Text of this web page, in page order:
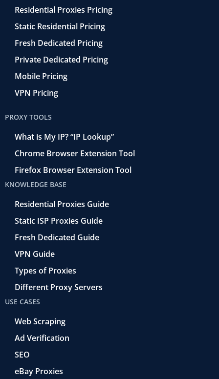
Residential Proxies Pricing
Static Residential Pricing
Fresh Dedicated Pricing
Private Dedicated Pricing
Mobile Pricing
VPN Pricing
PROXY TOOLS
What is My IP? “IP Lookup”
Chrome Browser Extension Tool
Firefox Browser Extension Tool
KNOWLEDGE BASE
Residential Proxies Guide
Static ISP Proxies Guide
Fresh Dedicated Guide
VPN Guide
Types of Proxies
Different Proxy Servers
USE CASES
Web Scraping
Ad Verification
SEO
eBay Proxies